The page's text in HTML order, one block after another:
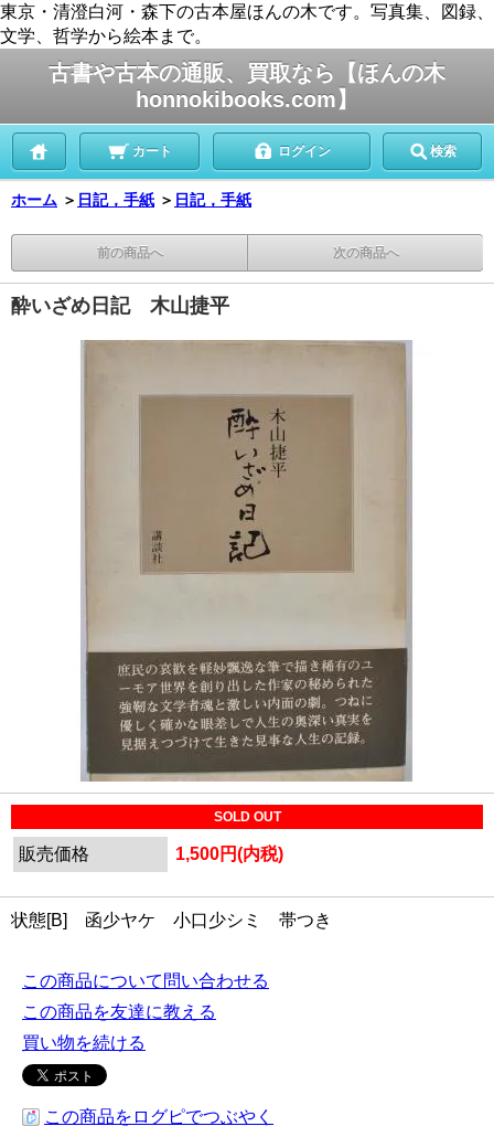
東京・清澄白河・森下の古本屋ほんの木です。写真集、図録、
文学、哲学から絵本まで。
古書や古本の通販、買取なら【ほんの木
honnokibooks.com】
カート ログイン 検索
ホーム ＞ 日記，手紙 ＞ 日記，手紙
前の商品へ 次の商品へ
酔いざめ日記 木山捷平
SOLD OUT
販売価格 1,500円(内税)
状態[B] 函少ヤケ 小口少シミ 帯つき
この商品について問い合わせる
この商品を友達に教える
買い物を続ける
この商品をログピでつぶやく